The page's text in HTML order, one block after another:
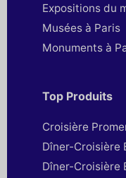
Expositions du
Musées à Paris
Monuments à
Top Produits
Croisière
Dîner-Croisière
Dîner-Croisière